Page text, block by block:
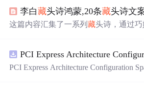
李白藏头诗鸿蒙,20条藏头诗文
这篇内容汇集了一系列藏头诗，通过
性，同时也探讨了如何用文字传达爱
还是日常生活琐事，藏头诗成为了一种
PCI Express Architecture Configuration